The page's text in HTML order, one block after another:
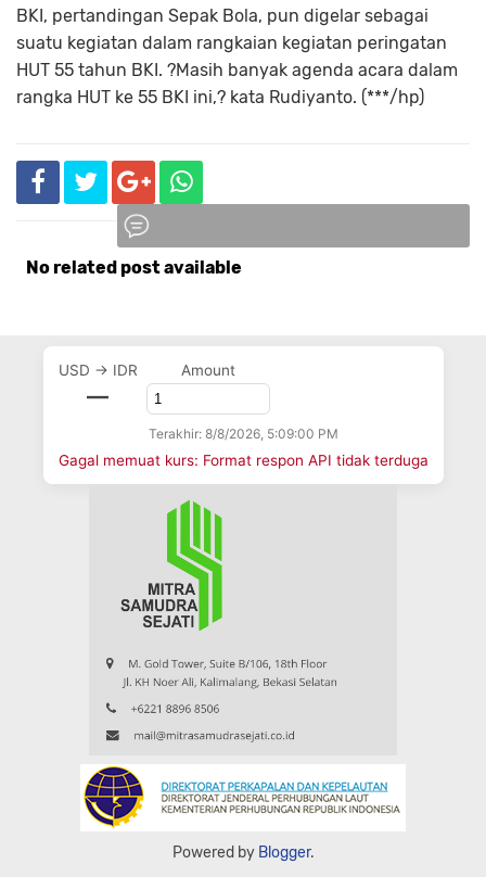
BKI, pertandingan Sepak Bola, pun digelar sebagai
suatu kegiatan dalam rangkaian kegiatan peringatan
HUT 55 tahun BKI. ?Masih banyak agenda acara dalam
rangka HUT ke 55 BKI ini,? kata Rudiyanto. (***/hp)
No related post available
USD → IDR
—
Amount
Terakhir: 8/8/2026, 5:09:00 PM
Gagal memuat kurs: Format respon API tidak terduga
Powered by Blogger.